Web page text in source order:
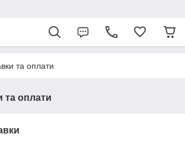
та оплати
та оплати